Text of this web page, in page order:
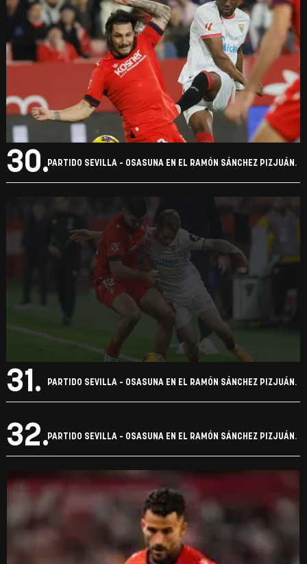
29.PARTIDO SEVILLA - OSASUNA EN EL RAMÓN SÁNCHEZ PIZJUÁN.
30. PARTIDO SEVILLA - OSASUNA EN EL RAMÓN SÁNCHEZ PIZJUÁN.
31. PARTIDO SEVILLA - OSASUNA EN EL RAMÓN SÁNCHEZ PIZJUÁN.